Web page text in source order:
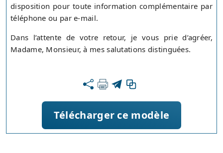
disposition pour toute information complémentaire par
téléphone ou par e-mail.
Dans l’attente de votre retour, je vous prie d’agréer,
Madame, Monsieur, à mes salutations distinguées.
Télécharger ce modèle